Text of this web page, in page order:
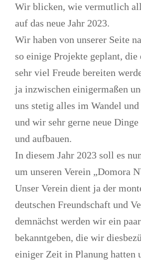
Wir blicken, wie vermutlich
auf das neue Jahr 2023.
Wir haben von unserer Seite
so einige Projekte geplant,
sehr viel Freude bereiten
ja inzwischen einigermaßen
uns stetig alles im Wandel
und wir sehr gerne neue
und aufbauen.
In diesem Jahr 2023 soll es
um unseren Verein „Domora
Unser Verein dient ja der
deutschen Freundschaft und
demnächst werden wir ein
bekanntgeben, die wir
einiger Zeit in Planung hatten